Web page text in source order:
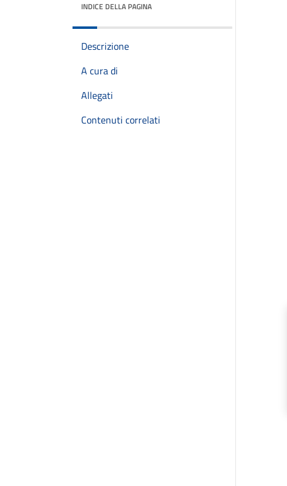
INDICE DELLA PAGINA
Descrizione
A cura di
Allegati
Contenuti correlati